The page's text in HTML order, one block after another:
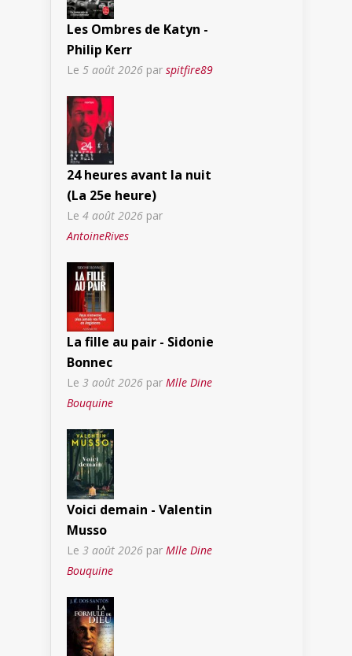
Les Ombres de Katyn -
Philip Kerr
Le 5 août 2026 par spitfire89
24 heures avant la nuit
(La 25e heure)
Le 4 août 2026 par
AntoineRives
La fille au pair - Sidonie
Bonnec
Le 3 août 2026 par Mlle Dine
Bouquine
Voici demain - Valentin
Musso
Le 3 août 2026 par Mlle Dine
Bouquine